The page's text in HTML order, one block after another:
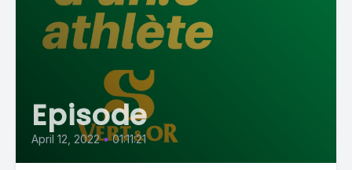
Episode
April 12, 2022 • 01:11:21